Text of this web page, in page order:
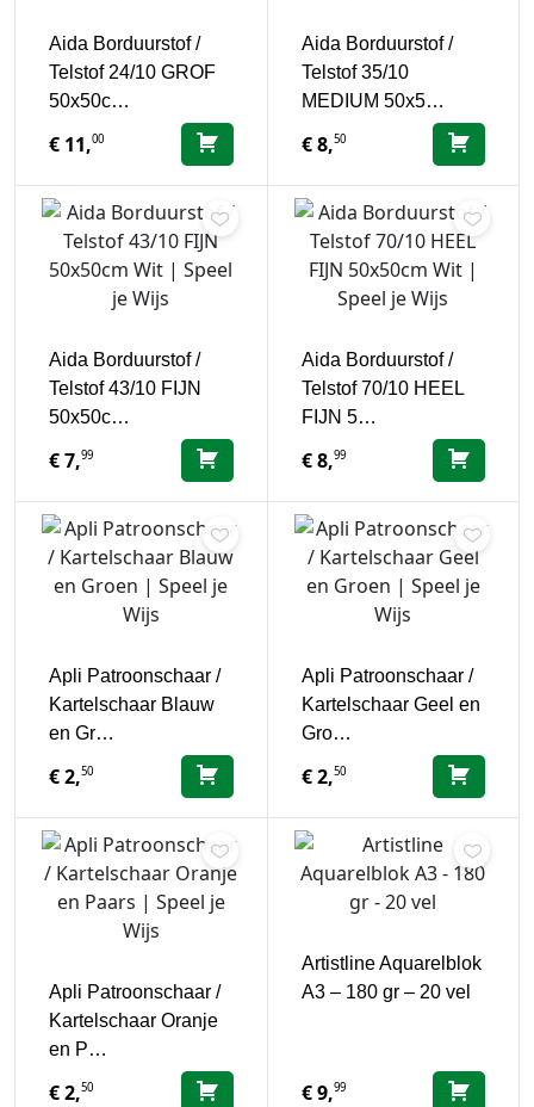
Aida Borduurstof /
Telstof 24/10 GROF
50x50c…
€ 11,00
Aida Borduurstof /
Telstof 35/10
MEDIUM 50x5…
€8,50
Aida Borduurstof /
Telstof 43/10 FIJN
50x50c…
€7,99
Aida Borduurstof /
Telstof 70/10 HEEL
FIJN 5…
€8,99
Apli Patroonschaar /
Kartelschaar Blauw
en Gr…
€2,50
Apli Patroonschaar /
Kartelschaar Geel en
Gro…
€2,50
Apli Patroonschaar /
Kartelschaar Oranje
en P…
€2,50
Artistline Aquarelblok
A3 – 180 gr – 20 vel
€9,99